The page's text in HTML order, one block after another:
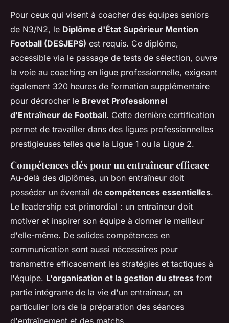
Pour ceux qui visent à coacher des équipes seniors
de N3/N2, le Diplôme d'État Supérieur Mention
Football (DESJEPS) est requis. Ce diplôme,
accessible via le passage de tests de sélection, ouvre
la voie au coaching en ligue professionnelle, exigeant
également 320 heures de formation supplémentaire
pour décrocher le Brevet Professionnel
d'Entraîneur de Football. Cette dernière certification
permet de travailler dans des ligues professionnelles
prestigieuses telles que la Ligue 1 ou la Ligue 2.
Compétences clés pour un entraîneur efficace
Au-delà des diplômes, un bon entraîneur doit
posséder un éventail de compétences essentielles.
Le leadership est primordial : un entraîneur doit
motiver et inspirer son équipe à donner le meilleur
d'elle-même. De solides compétences en
communication sont aussi nécessaires pour
transmettre efficacement les stratégies et tactiques à
l'équipe. L'organisation et la gestion du stress font
partie intégrante de la vie d'un entraîneur, en
particulier lors de la préparation des séances
d'entraînement et des matchs.